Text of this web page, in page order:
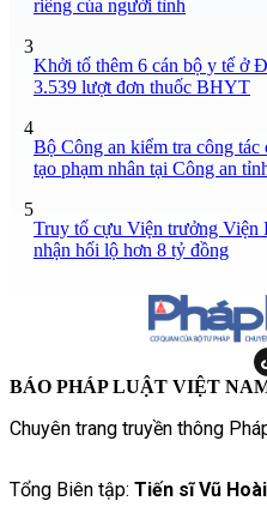
riêng của người tình
3
Khởi tố thêm 6 cán bộ y tế ở
3.539 lượt đơn thuốc BHYT
4
Bộ Công an kiểm tra công
tạo phạm nhân tại Công an
5
Truy tố cựu Viện trưởng Viện
nhận hối lộ hơn 8 tỷ đồng
BÁO PHÁP LUẬT VIỆT
Chuyên trang truyền thông
Tổng Biên tập: Tiến sĩ Vũ